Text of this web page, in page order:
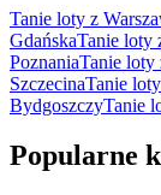
Tanie loty z
GdańskaTanie loty
PoznaniaTanie loty
SzczecinaTanie
BydgoszczyTanie
Popularne